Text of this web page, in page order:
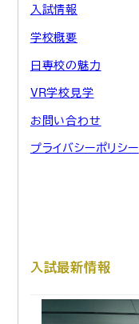
入試情報
学校概要
日専校の魅力
VR学校見学
お問い合わせ
プライバシーポリシー
入試最新情報